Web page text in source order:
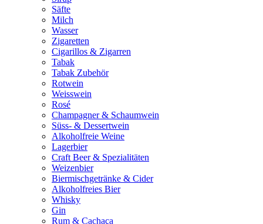
Säfte
Milch
Wasser
Zigaretten
Cigarillos & Zigarren
Tabak
Tabak Zubehör
Rotwein
Weisswein
Rosé
Champagner & Schaumwein
Süss- & Dessertwein
Alkoholfreie Weine
Lagerbier
Craft Beer & Spezialitäten
Weizenbier
Biermischgetränke & Cider
Alkoholfreies Bier
Whisky
Gin
Rum & Cachaça